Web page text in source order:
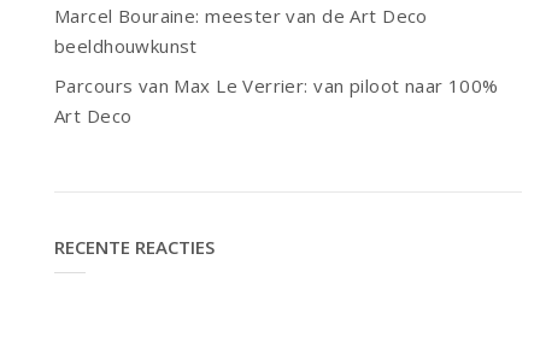
Marcel Bouraine: meester van de Art Deco
beeldhouwkunst
Parcours van Max Le Verrier: van piloot naar 100%
Art Deco
RECENTE REACTIES